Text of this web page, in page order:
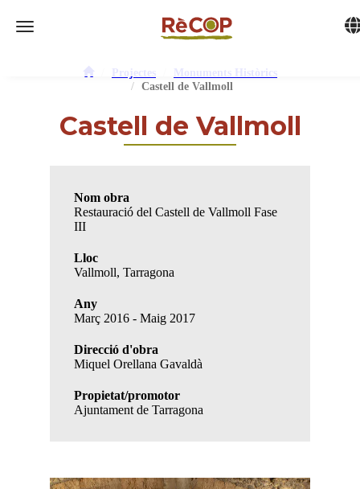
Toggle navigation
Projectes
Monuments Històrics
Castell de Vallmoll
Castell de Vallmoll
Nom obra
Restauració del Castell de Vallmoll Fase
III
Lloc
Vallmoll, Tarragona
Any
Març 2016 - Maig 2017
Direcció d'obra
Miquel Orellana Gavaldà
Propietat/promotor
Ajuntament de Tarragona